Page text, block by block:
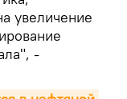
увеличение
-